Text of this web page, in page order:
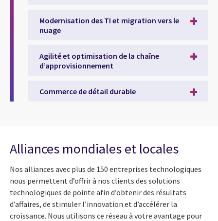
Modernisation des TI et migration vers le
nuage
Agilité et optimisation de la chaîne
d’approvisionnement
Commerce de détail durable
Alliances mondiales et locales
Nos alliances avec plus de 150 entreprises technologiques
nous permettent d’offrir à nos clients des solutions
technologiques de pointe afin d’obtenir des résultats
d’affaires, de stimuler l’innovation et d’accélérer la
croissance. Nous utilisons ce réseau à votre avantage pour